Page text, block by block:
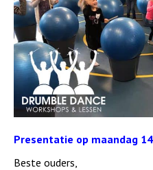
Presentatie op maandag
Beste ouders,